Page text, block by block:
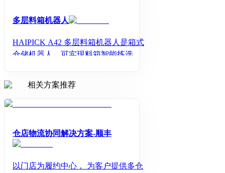
多层料箱机器人
HAIPICK A42 多层料箱机器人是箱式
仓储机器人，可实现料箱智能拣选、
可达300KG)。
相关方案推荐
仓店物流协同解决方案-顺丰
以门店为履约中心， 为客户提供多仓